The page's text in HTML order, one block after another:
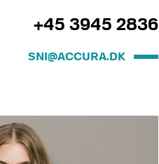
+45 3945 2836
SNI@ACCURA.DK